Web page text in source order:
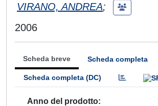
VIRANO, ANDREA;
2006
Scheda breve Scheda completa
Scheda completa (DC)
Anno del prodotto